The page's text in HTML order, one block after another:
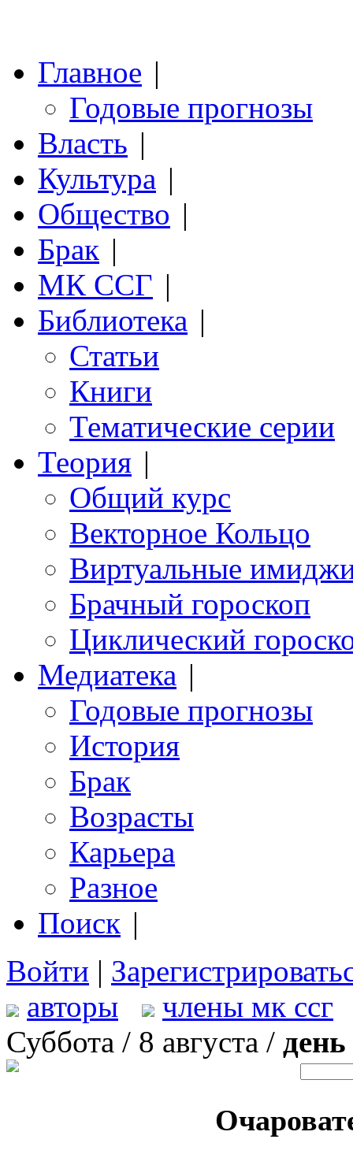
Главное |
Годовые прогнозы
Власть |
Культура |
Общество |
Брак |
МК ССГ |
Библиотека |
Статьи
Книги
Тематические серии
Теория |
Общий курс
Векторное Кольцо
Виртуальные
Брачный гороскоп
Циклический
Медиатека |
Годовые прогнозы
История
Брак
Возрасты
Карьера
Разное
Поиск |
Войти |
авторы
члены мк ссг
Суббота / 8 августа /